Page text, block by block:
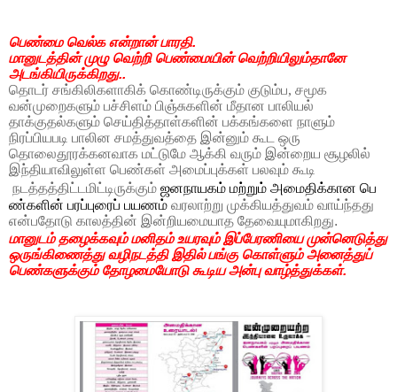
பெண்மை வெல்க என்றான் பாரதி.
மானுடத்தின் முழு வெற்றி பெண்மையின் வெற்றியிலும்தானே
அடங்கியிருக்கிறது..
தொடர் சங்கிலிகளாகிக் கொண்டிருக்கும் குடும்ப, சமூக
வன்முறைகளும் பச்சிளம் பிஞ்சுகளின் மீதான பாலியல்
தாக்குதல்களும் செய்தித்தாள்களின் பக்கங்களை நாளும்
நிரப்பியபடி பாலின சமத்துவத்தை இன்னும் கூட ஒரு
தொலைதூரக்கனவாக மட்டுமே ஆக்கி வரும் இன்றைய சூழலில்
இந்தியாவிலுள்ள பெண்கள் அமைப்புக்கள் பலவும் கூடி
நடத்தத்திட்டமிட்டிருக்கும் ஜனநாயகம் மற்றும் அமைதிக்கான பெ
ண்களின் பரப்புரைப் பயணம் வரலாற்று முக்கியத்துவம் வாய்ந்தது
என்பதோடு காலத்தின் இன்றியமையாத தேவையுமாகிறது.
மானுடம் தழைக்கவும் மனிதம் உயரவும்இப்பேரணியை முன்னெடுத்து
ஒருங்கிணைத்து வழிநடத்தி இதில் பங்கு கொள்ளும் அனைத்துப்
பெண்களுக்கும் தோழமையோடு கூடிய அன்பு வாழ்த்துக்கள்.